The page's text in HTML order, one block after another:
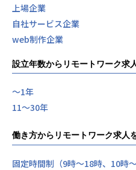
上場企業
自社サービス企業
web制作企業
設立年数からリモートワーク求
〜1年
11〜30年
働き方からリモートワーク求人
固定時間制（9時～18時、10時